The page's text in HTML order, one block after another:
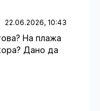
22.06.2026, 10:43
На плажа
Дано да